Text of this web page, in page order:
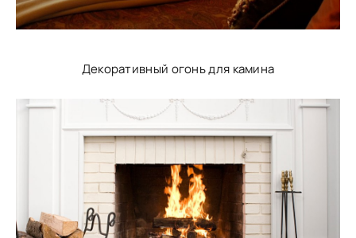
Декоративный огонь для камина